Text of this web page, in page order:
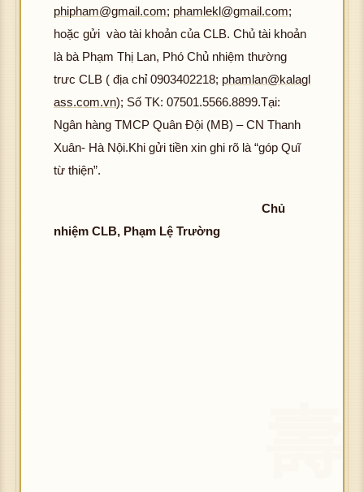
phipham@gmail.com; phamlekl@gmail.com;
hoặc gửi vào tài khoản của CLB. Chủ tài khoản
là bà Phạm Thị Lan, Phó Chủ nhiệm thường
trưc CLB ( địa chỉ 0903402218; phamlan@kalagl
ass.com.vn); Số TK: 07501.5566.8899.Tại:
Ngân hàng TMCP Quân Đội (MB) – CN Thanh
Xuân- Hà Nội.Khi gửi tiền xin ghi rõ là “góp Quĩ
từ thiện”.
Chủ
nhiệm CLB, Phạm Lệ Trường